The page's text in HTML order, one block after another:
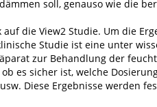
soll, genauso wie die
die View2 Studie. Um die
Studie ist eine unter
zur Behandlung der
es sicher ist, welche
Diese Ergebnisse werden